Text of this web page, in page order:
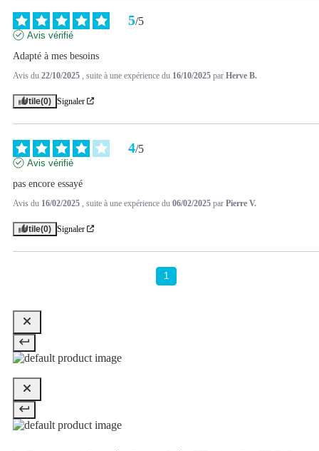
5/5
Avis vérifié
Adapté à mes besoins
Avis du 22/10/2025 , suite à une expérience du 16/10/2025 par Herve B.
Utile(0) Signaler
4/5
Avis vérifié
pas encore essayé
Avis du 16/02/2025 , suite à une expérience du 06/02/2025 par Pierre V.
Utile(0) Signaler
1